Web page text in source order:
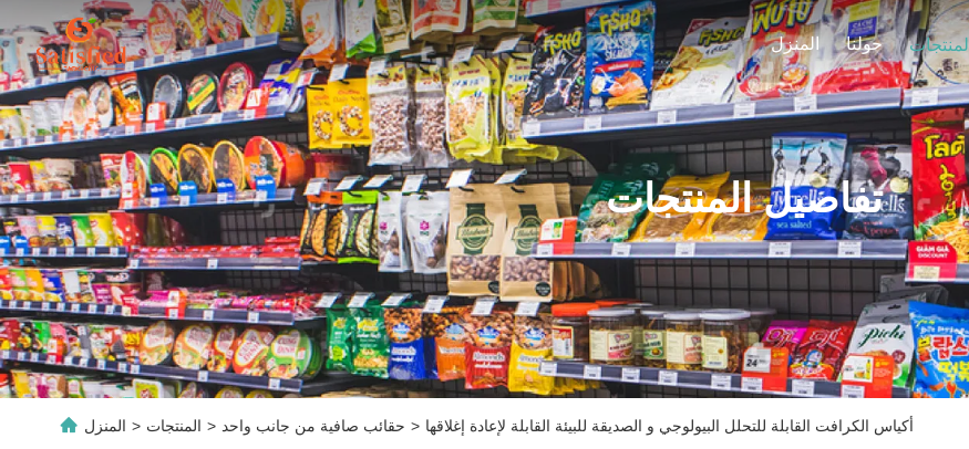
المنزل حولنا المنتجات
تفاصيل المنتجات
المنزل > المنتجات > حقائب صافية من جانب واحد > أكياس الكرافت القابلة للتحلل البيولوجي و الصديقة للبيئة القابلة لإعادة إغلاقها